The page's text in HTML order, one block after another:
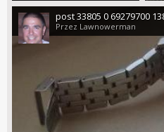
post 33805 0 69279700
Przez Lawnowerman